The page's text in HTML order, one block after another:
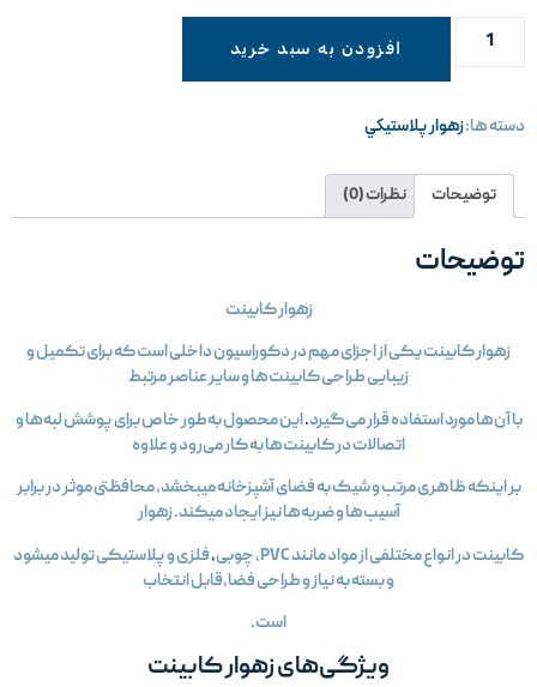
افزودن به سبد خرید
ها:زهوار پلاستيكي
توضیحات نظرات (0)
زهوار کابینت
زهوار کابینت یکی از اجزای مهم در دکوراسیون داخلی است که برای تکمیل و
زیبایی طراحی کابینت‌ها و سایر عناصر مرتبط
با آن‌ها مورد استفاده قرار می‌گیرد.این محصول به‌طور خاص برای پوشش لبه‌ها و
اتصالات در کابینت‌ها به کار می‌رود و علاوه
بر اینکه ظاهری مرتب و شیک به فضای آشپزخانه میبخشد، محافظتی موثر در برابر
آسیب‌ها و ضربه‌ها نیز ایجاد میکند. زهوار
کابینت در انواع مختلفی از مواد مانند PVC، چوبی
،فلزی و پلاستیکی تولید میشود
و بسته به نیاز و طراحی فضا،قابل انتخاب
است.
ویژگی‌های زهوار کابینت